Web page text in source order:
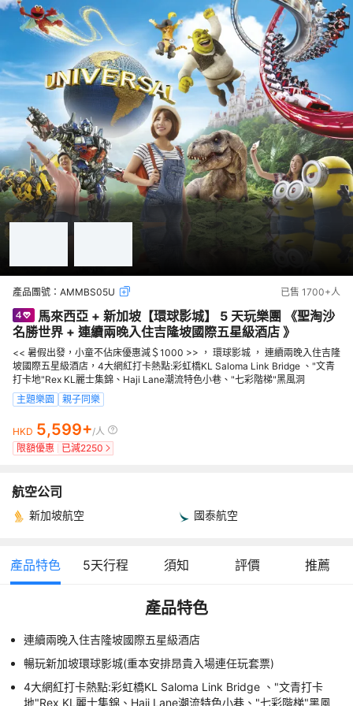
產品團號： AMMBS05U 已售 1700+人
馬來西亞 + 新加坡【環球影城】 5 天玩樂團 《聖淘沙
名勝世界 + 連續兩晚入住吉隆坡國際五星級酒店 》
<< 暑假出發，小童不佔床優惠減＄1000 >> ， 環球影城 ， 連續兩晚入住吉隆
坡國際五星級酒店，4大網紅打卡熱點:彩虹橋KL Saloma Link Bridge 、"文青
打卡地"Rex KL麗士集錦、Haji Lane潮流特色小巷、"七彩階梯"黑風洞
主題樂園
親子同樂
HKD 5,599+/人
限額優惠
已減2250
航空公司
新加坡航空 國泰航空
產品特色 5天行程 須知 評價 推薦
產品特色
連續兩晚入住吉隆坡國際五星級酒店
暢玩新加坡環球影城(重本安排昂貴入場連任玩套票)
4大網紅打卡熱點:彩虹橋KL Saloma Link Bridge 、"文青打卡
地"Rex KL麗士集錦、Haji Lane潮流特色小巷、"七彩階梯"黑風